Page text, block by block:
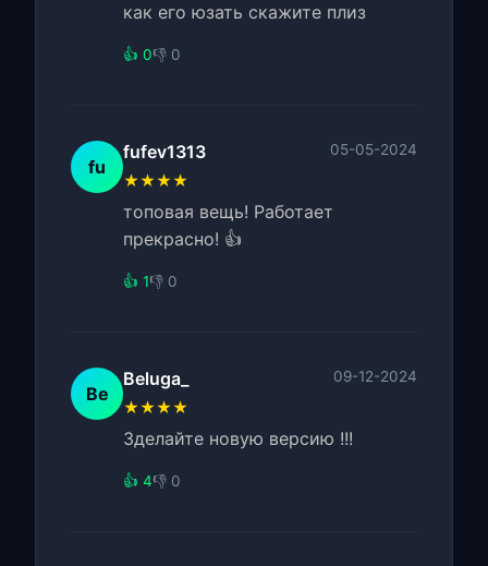
как его юзать скажите плиз
👍 0👎 0
fu
fufev1313 05-05-2024
★★★★
топовая вещь! Работает
прекрасно! 👍
👍 1👎 0
Be
Beluga_ 09-12-2024
★★★★
Зделайте новую версию !!!
👍 4👎 0